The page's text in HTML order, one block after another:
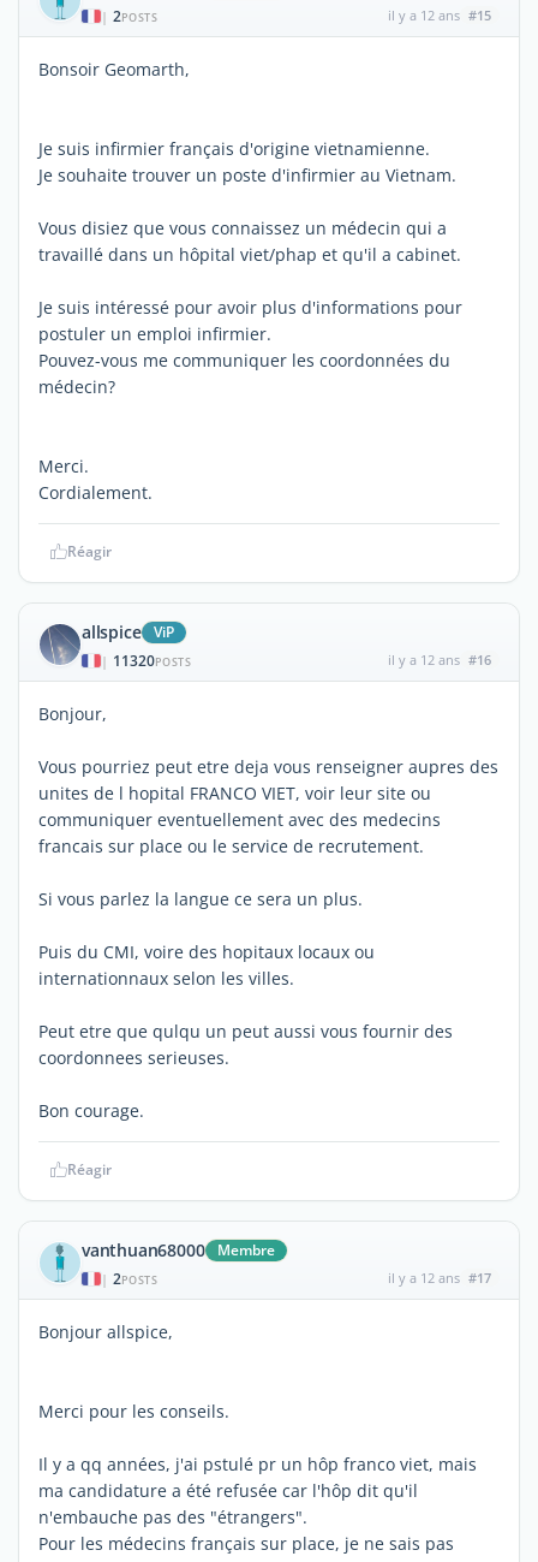
| 2POSTS il y a 12 ans #15
Bonsoir Geomarth,
Je suis infirmier français d'origine vietnamienne.
Je souhaite trouver un poste d'infirmier au Vietnam.
Vous disiez que vous connaissez un médecin qui a
travaillé dans un hôpital viet/phap et qu'il a cabinet.
Je suis intéressé pour avoir plus d'informations pour
postuler un emploi infirmier.
Pouvez-vous me communiquer les coordonnées du
médecin?
Merci.
Cordialement.
Réagir
allspice ViP
| 11320POSTS il y a 12 ans #16
Bonjour,
Vous pourriez peut etre deja vous renseigner aupres des
unites de l hopital FRANCO VIET, voir leur site ou
communiquer eventuellement avec des medecins
francais sur place ou le service de recrutement.
Si vous parlez la langue ce sera un plus.
Puis du CMI, voire des hopitaux locaux ou
internationnaux selon les villes.
Peut etre que qulqu un peut aussi vous fournir des
coordonnees serieuses.
Bon courage.
Réagir
vanthuan68000 Membre
| 2POSTS il y a 12 ans #17
Bonjour allspice,
Merci pour les conseils.
Il y a qq années, j'ai pstulé pr un hôp franco viet, mais
ma candidature a été refusée car l'hôp dit qu'il
n'embauche pas des "étrangers".
Pour les médecins français sur place, je ne sais pas